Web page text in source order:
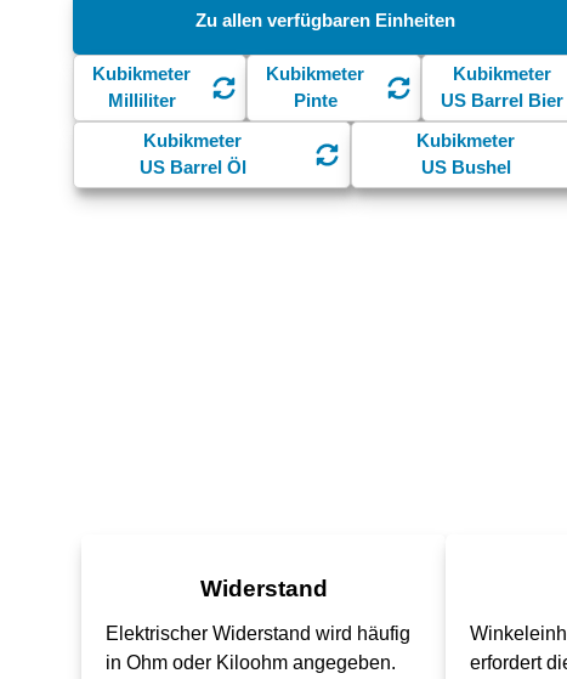
Zu allen verfügbaren Einheiten
Kubikmeter
Milliliter
Kubikmeter
Pinte
Kubikmeter
US Barrel Bier
Kubikmeter
US Barrel Öl
Kubikmeter
US Bushel
Widerstand
Elektrischer Widerstand wird häufig
in Ohm oder Kiloohm angegeben.
erfordert